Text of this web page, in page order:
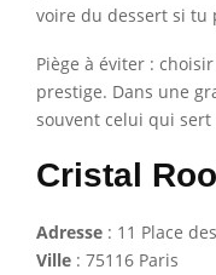
voire du dessert si tu
Piège à éviter :
prestige. Dans une
souvent celui qui sert
Cristal
Adresse : 11 Place
Ville : 75116 Paris